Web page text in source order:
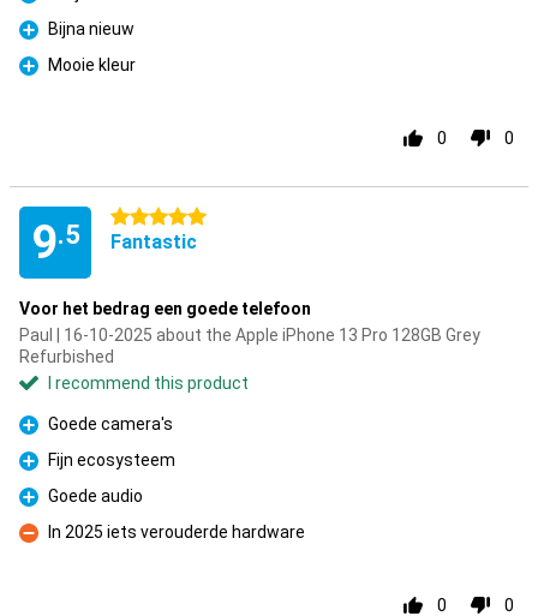
Pro
Pro
Bijna nieuw
Pro
Mooie kleur
0 0
9.5
5 stars
Fantastic
Voor het bedrag een goede telefoon
Paul | 16-10-2025 about the Apple iPhone 13 Pro 128GB Grey
Refurbished
I recommend this product
Pro
Goede camera's
Pro
Fijn ecosysteem
Pro
Goede audio
Con
In 2025 iets verouderde hardware
0 0